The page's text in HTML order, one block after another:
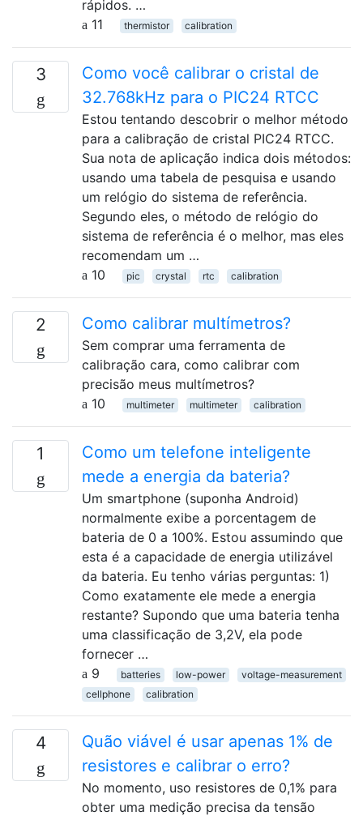
rápidos. …
11
thermistor calibration
3
Como você calibrar o cristal de
32.768kHz para o PIC24 RTCC
Estou tentando descobrir o melhor método
para a calibração de cristal PIC24 RTCC.
Sua nota de aplicação indica dois métodos:
usando uma tabela de pesquisa e usando
um relógio do sistema de referência.
Segundo eles, o método de relógio do
sistema de referência é o melhor, mas eles
recomendam um …
10
pic crystal rtc calibration
2 Como calibrar multímetros?
Sem comprar uma ferramenta de
calibração cara, como calibrar com
precisão meus multímetros?
10
multimeter multimeter calibration
1
Como um telefone inteligente
mede a energia da bateria?
Um smartphone (suponha Android)
normalmente exibe a porcentagem de
bateria de 0 a 100%. Estou assumindo que
esta é a capacidade de energia utilizável
da bateria. Eu tenho várias perguntas: 1)
Como exatamente ele mede a energia
restante? Supondo que uma bateria tenha
uma classificação de 3,2V, ela pode
fornecer …
9
batteries low-power
voltage-measurement
cellphone
calibration
4
Quão viável é usar apenas 1% de
resistores e calibrar o erro?
No momento, uso resistores de 0,1% para
obter uma medição precisa da tensão